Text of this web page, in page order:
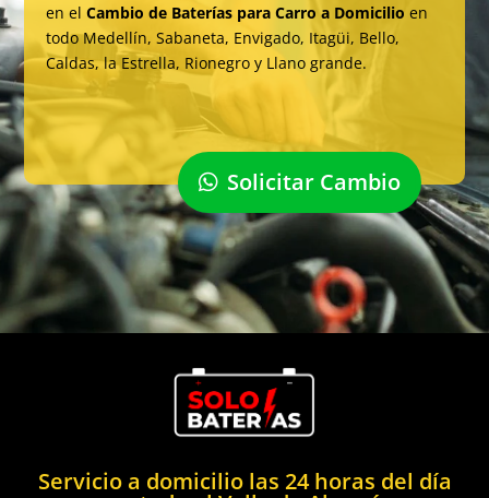
en elCambio de Baterías para Carro a Domicilio en
todo Medellín, Sabaneta, Envigado, Itagüi, Bello,
Caldas, la Estrella, Rionegro y Llano grande.
Solicitar Cambio
Servicio a domicilio las 24 horas del día